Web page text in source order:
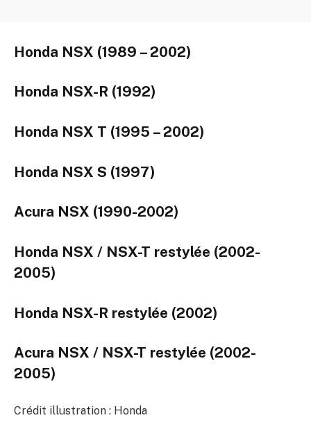
Honda NSX (1989 – 2002)
Honda NSX-R (1992)
Honda NSX T (1995 – 2002)
Honda NSX S (1997)
Acura NSX (1990-2002)
Honda NSX / NSX-T restylée (2002-
2005)
Honda NSX-R restylée (2002)
Acura NSX / NSX-T restylée (2002-
2005)
Crédit illustration : Honda